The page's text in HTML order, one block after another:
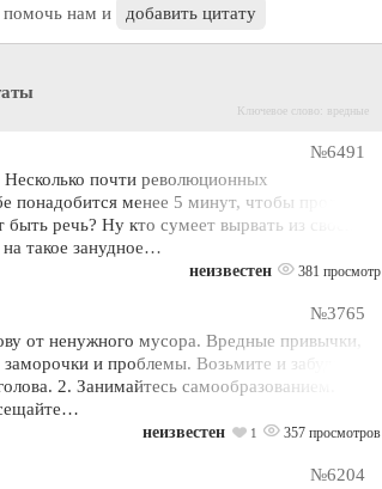
помочь нам и добавить цитату
Ключевое слово: вредные
№6491
почти революционных
понадобится менее 5 минут, чтобы продлить
речь? Ну кто сумеет вырвать из своей
такое занудное…
неизвестен 381 просмотр
№3765
от ненужного мусора. Вредные привычки,
и проблемы. Возьмите и забудьте
2. Занимайтесь самообразованием.
неизвестен 1 357 просмотров
№6204